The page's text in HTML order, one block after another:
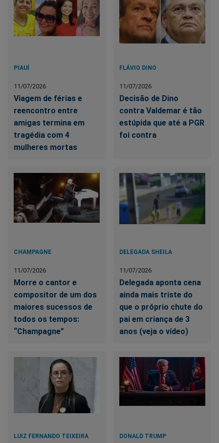
PIAUÍ
11/07/2026
Viagem de férias e
reencontro entre
amigas termina em
tragédia com 4
mulheres mortas
FLÁVIO DINO
11/07/2026
Decisão de Dino
contra Valdemar é tão
estúpida que até a PGR
foi contra
CHAMPAGNE
11/07/2026
Morre o cantor e
compositor de um dos
maiores sucessos de
todos os tempos:
“Champagne”
DELEGADA SHEILA
11/07/2026
Delegada aponta cena
ainda mais triste do
que o próprio chute do
pai em criança de 3
anos (veja o vídeo)
LUIZ FERNANDO TEIXEIRA DONALD TRUMP